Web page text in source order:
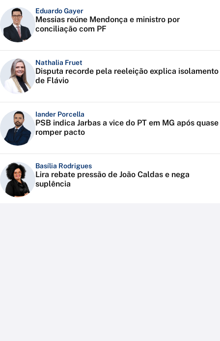
Eduardo Gayer
Messias reúne Mendonça e ministro por
conciliação com PF
Nathalia Fruet
Disputa recorde pela reeleição explica isolamento
de Flávio
Iander Porcella
PSB indica Jarbas a vice do PT em MG após quase
romper pacto
Basília Rodrigues
Lira rebate pressão de João Caldas e nega
suplência